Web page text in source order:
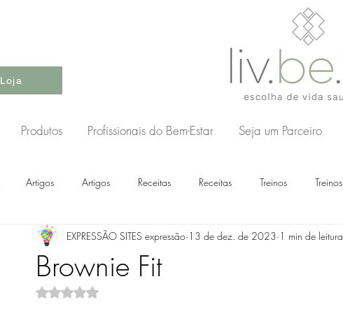
Loja
Produtos Profissionais do Bem-Estar Seja um Parceiro
Artigos Artigos Receitas Receitas Treinos Treinos
Brownie Fit
EXPRESSÃO SITES expressão 13 de dez. de 2023 1 min de leitura
Avaliado com NaN de 5 estrelas.